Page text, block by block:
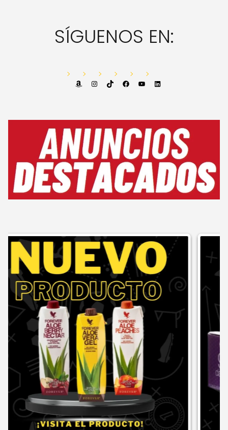
SÍGUENOS EN:
AmazonInstagram
TikTok FacebookYouTube